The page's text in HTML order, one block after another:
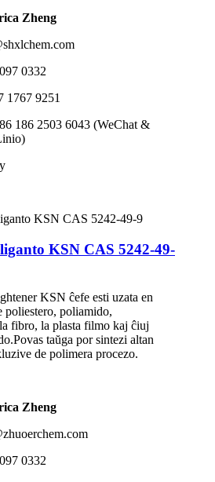
Zheng
0332
1767 9251
186 2503 6043 (WeChat &
KSN CAS 5242-49-
KSN ĉefe esti uzata en
poliestero, poliamido,
fibro, la plasta filmo kaj ĉiuj
taŭga por sintezi altan
de polimera procezo.
Zheng
0332